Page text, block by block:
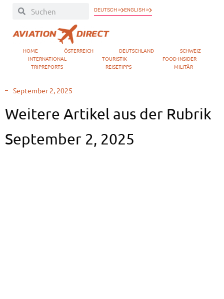
DEUTSCH » ENGLISH »
HOME ÖSTERREICH DEUTSCHLAND
SCHWEIZ
INTERNATIONAL
TOURISTIK
FOOD-INSIDER
TRIPREPORTS
REISETIPPS MILITÄR
September 2, 2025
Weitere Artikel aus der Rubrik
September 2, 2025